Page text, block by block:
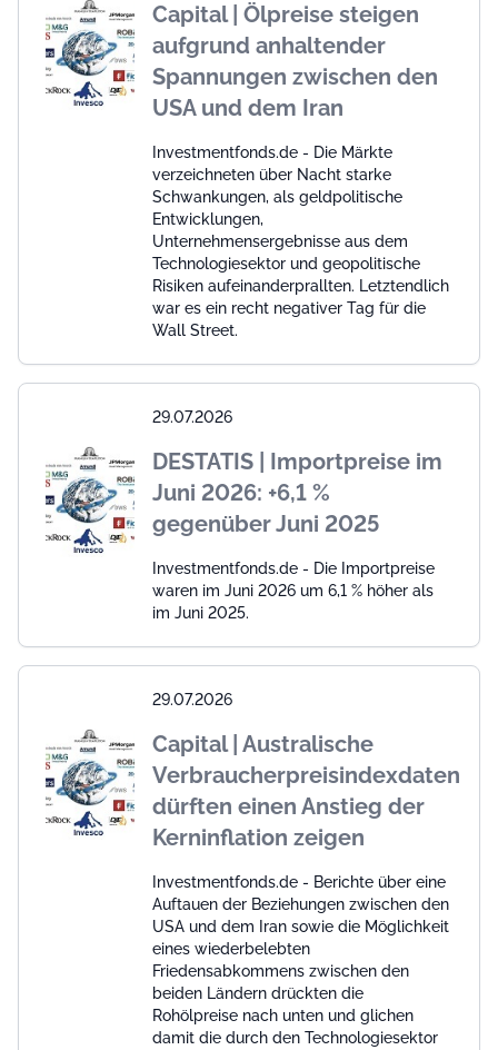
Capital | Ölpreise steigen
aufgrund anhaltender
Spannungen zwischen den
USA und dem Iran
Investmentfonds.de - Die Märkte
verzeichneten über Nacht starke
Schwankungen, als geldpolitische
Entwicklungen,
Unternehmensergebnisse aus dem
Technologiesektor und geopolitische
Risiken aufeinanderprallten. Letztendlich
war es ein recht negativer Tag für die
Wall Street.
29.07.2026
DESTATIS | Importpreise im
Juni 2026: +6,1 %
gegenüber Juni 2025
Investmentfonds.de - Die Importpreise
waren im Juni 2026 um 6,1 % höher als
im Juni 2025.
29.07.2026
Capital | Australische
Verbraucherpreisindexdaten
dürften einen Anstieg der
Kerninflation zeigen
Investmentfonds.de - Berichte über eine
Auftauen der Beziehungen zwischen den
USA und dem Iran sowie die Möglichkeit
eines wiederbelebten
Friedensabkommens zwischen den
beiden Ländern drückten die
Rohölpreise nach unten und glichen
damit die durch den Technologiesektor